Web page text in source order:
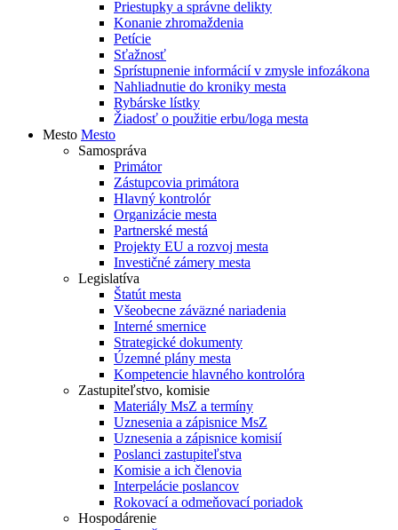
Priestupky a správne delikty
Konanie zhromaždenia
Petície
Sťažnosť
Sprístupnenie informácií v zmysle infozákona
Nahliadnutie do kroniky mesta
Rybárske lístky
Žiadosť o použitie erbu/loga mesta
Mesto Mesto
Samospráva
Primátor
Zástupcovia primátora
Hlavný kontrolór
Organizácie mesta
Partnerské mestá
Projekty EU a rozvoj mesta
Investičné zámery mesta
Legislatíva
Štatút mesta
Všeobecne záväzné nariadenia
Interné smernice
Strategické dokumenty
Územné plány mesta
Kompetencie hlavného kontrolóra
Zastupiteľstvo, komisie
Materiály MsZ a termíny
Uznesenia a zápisnice MsZ
Uznesenia a zápisnice komisií
Poslanci zastupiteľstva
Komisie a ich členovia
Interpelácie poslancov
Rokovací a odmeňovací poriadok
Hospodárenie